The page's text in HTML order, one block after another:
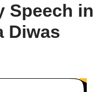
Speech in
Diwas